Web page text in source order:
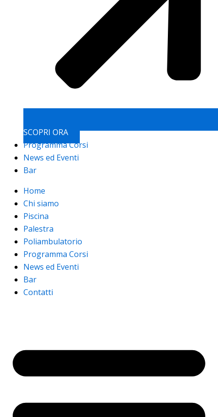
SCOPRI ORA
Programma Corsi
News ed Eventi
Bar
Home
Chi siamo
Piscina
Palestra
Poliambulatorio
Programma Corsi
News ed Eventi
Bar
Contatti